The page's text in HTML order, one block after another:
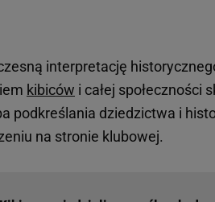
interpretację
kibiców i całej społeczności
podkreślania dziedzictwa i
na stronie klubowej.